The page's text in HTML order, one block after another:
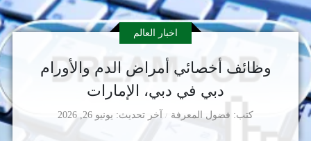
وظائف أخصائي أمراض الدم والأورام
دبي في دبي، الإمارات
كتب فضول المعرفة
اخبار العالم
آخر تحديث يونيو 26, 2026